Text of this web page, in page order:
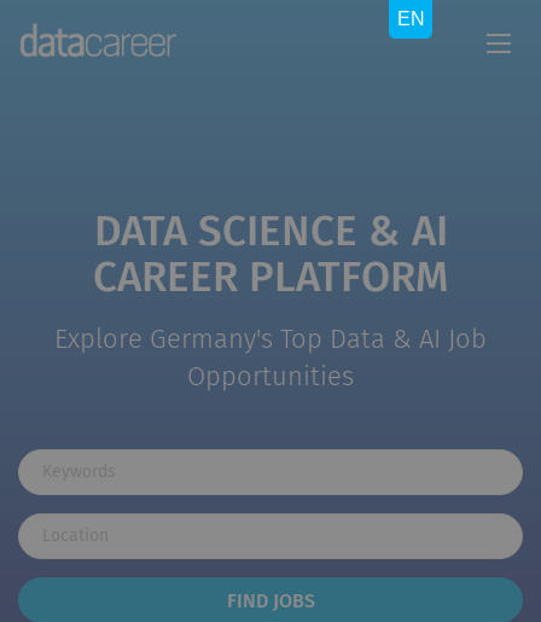
DATA SCIENCE & AI
CAREER PLATFORM
Explore Germany's Top Data & AI Job
Opportunities
Keywords
Location
Find
Jobs
FIND JOBS